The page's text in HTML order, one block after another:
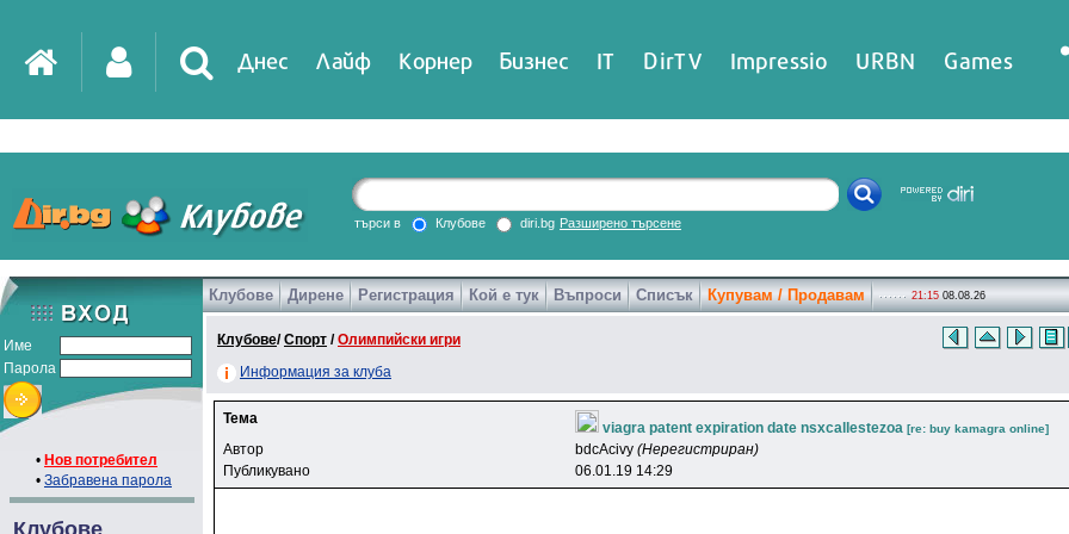
Днес Лайф Корнер Бизнес IT DirTV Impressio URBN Games
търси в Клубове diri.bg Разширено търсене
Име
Парола
• Нов потребител
• Забравена парола
Клубове
Клубове Дирене Регистрация Кой е тук Въпроси Списък Купувам / Продавам 21:15 08.08.26
Клубове/Спорт /Олимпийски игри
Информация за клуба
Тема
viagra patent expiration date nsxcallestezoa [re: buy kamagra online]
Автор bdcAcivy (Нерегистриран)
Публикувано
06.01.19 14:29